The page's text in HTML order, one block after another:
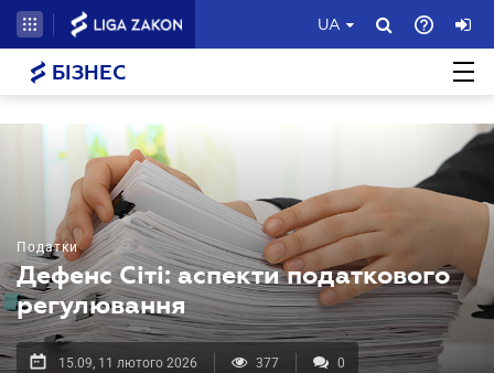
UA
БІЗНЕС
Податки
Дефенс Сіті: аспекти податкового
регулювання
15.09, 11 лютого 2026 377 0